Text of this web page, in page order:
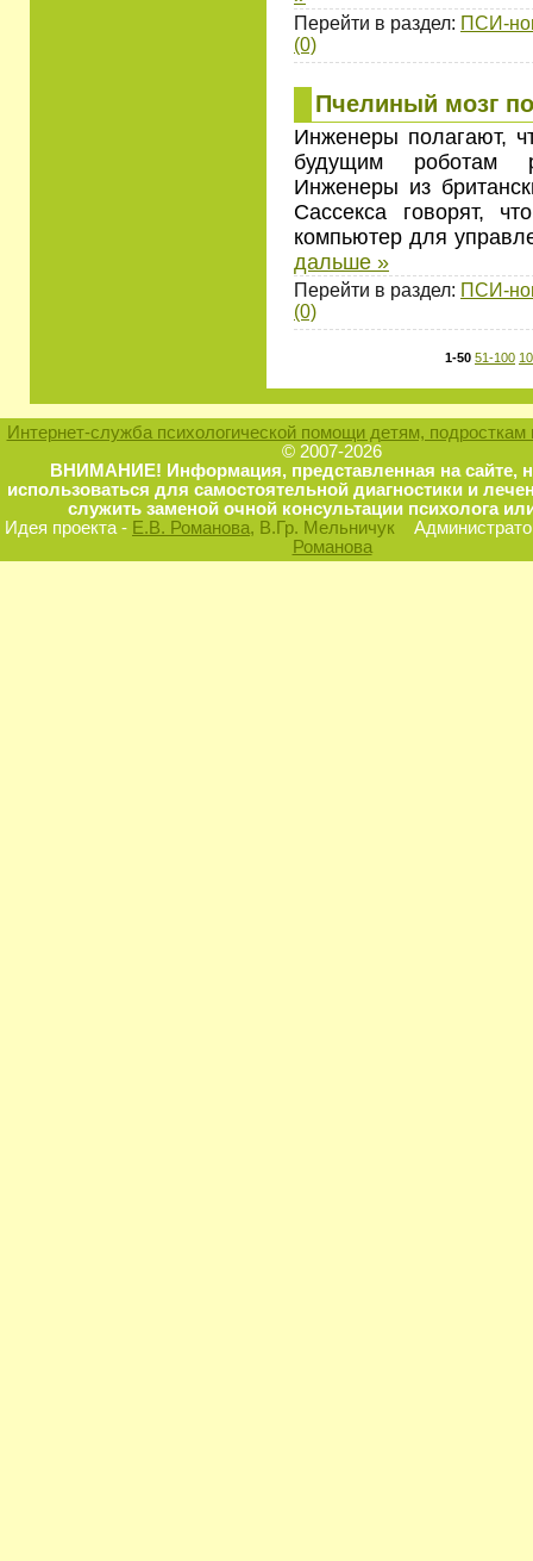
Перейти в раздел: ПСИ-
(0)
Пчелиный мозг
Инженеры полагают,
будущим роботам
Инженеры из
Сассекса говорят,
компьютер для
дальше »
Перейти в раздел: ПСИ-
(0)
1-50 51-100
Интернет-служба психологической помощи детям, подросткам
© 2007-2026
ВНИМАНИЕ! Информация, представленная на сайте,
использоваться для самостоятельной диагностики и
служить заменой очной консультации психолога
Идея проекта - Е.В. Романова, В.Гр. Мельничук
Романова